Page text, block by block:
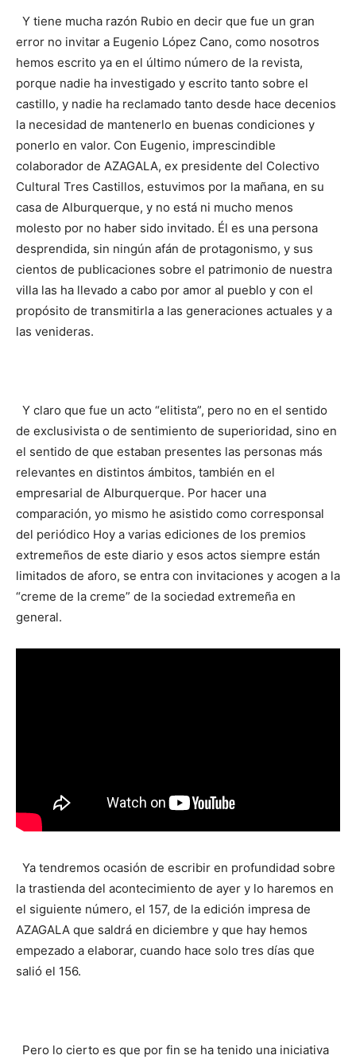
Y tiene mucha razón Rubio en decir que fue un gran
error no invitar a Eugenio López Cano, como nosotros
hemos escrito ya en el último número de la revista,
porque nadie ha investigado y escrito tanto sobre el
castillo, y nadie ha reclamado tanto desde hace decenios
la necesidad de mantenerlo en buenas condiciones y
ponerlo en valor. Con Eugenio, imprescindible
colaborador de AZAGALA, ex presidente del Colectivo
Cultural Tres Castillos, estuvimos por la mañana, en su
casa de Alburquerque, y no está ni mucho menos
molesto por no haber sido invitado. Él es una persona
desprendida, sin ningún afán de protagonismo, y sus
cientos de publicaciones sobre el patrimonio de nuestra
villa las ha llevado a cabo por amor al pueblo y con el
propósito de transmitirla a las generaciones actuales y a
las venideras.
Y claro que fue un acto “elitista”, pero no en el sentido
de exclusivista o de sentimiento de superioridad, sino en
el sentido de que estaban presentes las personas más
relevantes en distintos ámbitos, también en el
empresarial de Alburquerque. Por hacer una
comparación, yo mismo he asistido como corresponsal
del periódico Hoy a varias ediciones de los premios
extremeños de este diario y esos actos siempre están
limitados de aforo, se entra con invitaciones y acogen a la
“creme de la creme” de la sociedad extremeña en
general.
Ya tendremos ocasión de escribir en profundidad sobre
la trastienda del acontecimiento de ayer y lo haremos en
el siguiente número, el 157, de la edición impresa de
AZAGALA que saldrá en diciembre y que hay hemos
empezado a elaborar, cuando hace solo tres días que
salió el 156.
Pero lo cierto es que por fin se ha tenido una iniciativa